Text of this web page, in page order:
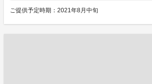
ご提供予定時期：2021年8月中旬